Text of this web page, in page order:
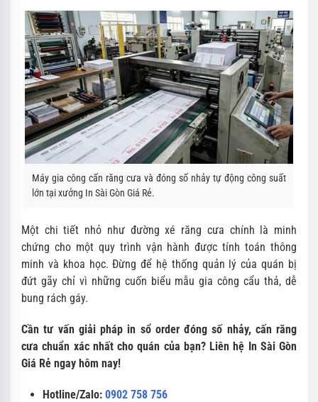
Máy gia công cấn răng cưa và đóng số nhảy tự động công suất
lớn tại xưởng In Sài Gòn Giá Rẻ.
Một chi tiết nhỏ như đường xé răng cưa chính là minh
chứng cho một quy trình vận hành được tính toán thông
minh và khoa học. Đừng để hệ thống quản lý của quán bị
đứt gãy chỉ vì những cuốn biểu mẫu gia công cẩu thả, dễ
bung rách gáy.
Cần tư vấn giải pháp in sổ order đóng số nhảy, cấn răng
cưa chuẩn xác nhất cho quán của bạn? Liên hệ In Sài Gòn
Giá Rẻ ngay hôm nay!
Hotline/Zalo: 0902 758 756